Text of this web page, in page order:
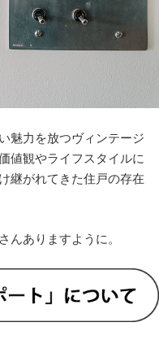
魅力を放つヴィンテージ
値観やライフスタイルに
継がれてきた住戸の存在
んありますように。